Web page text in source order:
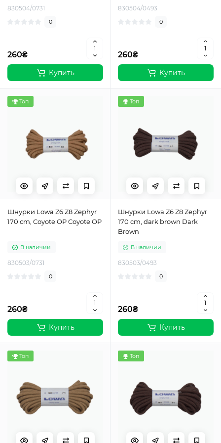
830504/0731
0
260₴
Купить
830504/0493
0
260₴
Купить
Топ
Шнурки Lowa Z6 Z8 Zephyr
170 cm, Coyote OP Coyote OP
В наличии
830503/0731
0
260₴
Купить
Топ
Шнурки Lowa Z6 Z8 Zephyr
170 cm, dark brown Dark
Brown
В наличии
830503/0493
0
260₴
Купить
Топ Топ